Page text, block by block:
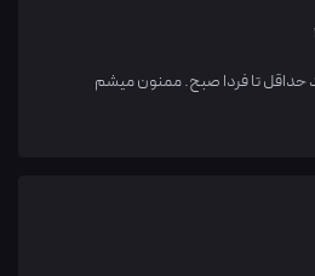
حداقل تا فردا صبح. ممنون میشم